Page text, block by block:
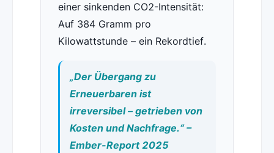
einer sinkenden CO2-Intensität:
Auf 384 Gramm pro
Kilowattstunde – ein Rekordtief.
„Der Übergang zu
Erneuerbaren ist
irreversibel – getrieben von
Kosten und Nachfrage.“ –
Ember-Report 2025